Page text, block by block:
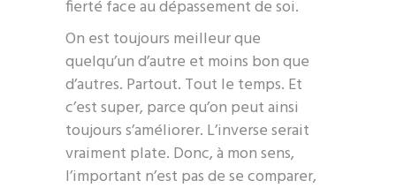
fierté face au dépassement de soi.
On est toujours meilleur que
quelqu’un d’autre et moins bon que
d’autres. Partout. Tout le temps. Et
c’est super, parce qu’on peut ainsi
toujours s’améliorer. L’inverse serait
vraiment plate. Donc, à mon sens,
l’important n’est pas de se comparer,